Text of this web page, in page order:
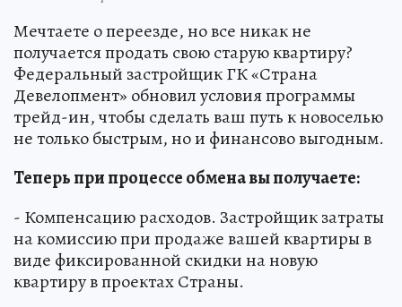
Мечтаете о переезде, но все никак не
получается продать свою старую квартиру?
Федеральный застройщик ГК «Страна
Девелопмент» обновил условия программы
трейд-ин, чтобы сделать ваш путь к новоселью
не только быстрым, но и финансово выгодным.
Теперь при процессе обмена вы получаете:
- Компенсацию расходов. Застройщик затраты
на комиссию при продаже вашей квартиры в
виде фиксированной скидки на новую
квартиру в проектах Страны.